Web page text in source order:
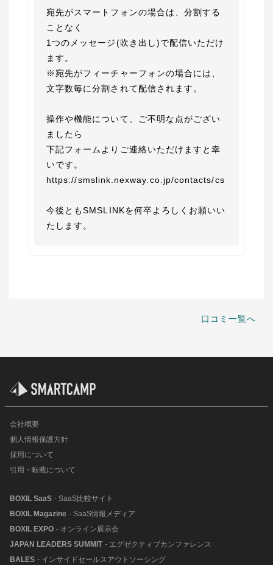
宛先がスマートフォンの場合は、分割する
ことなく
1つのメッセージ(吹き出し)で配信いただけ
ます。
※宛先がフィーチャーフォンの場合には、
文字数毎に分割されて配信されます。
操作や機能について、ご不明な点がござい
ましたら
下記フォームよりご連絡いただけますと幸
いです。
https://smslink.nexway.co.jp/contacts/cs
今後ともSMSLINKを何卒よろしくお願いい
たします。
口コミ一覧へ
会社概要
個人情報保護方針
採用について
引用・転載について
BOXIL SaaS - SaaS比較サイト
BOXIL Magazine - SaaS情報メディア
BOXIL EXPO - オンライン展示会
JAPAN LEADERS SUMMIT - エグゼクティブカンファレンス
BALES - インサイドセールスアウトソーシング